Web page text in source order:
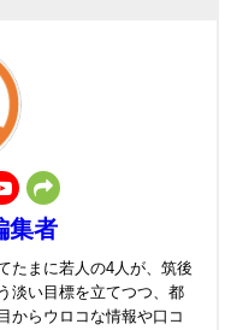
集者
たまに若人の4人が、筑後
淡い目標を立てつつ、都
からウロコな情報や口コ